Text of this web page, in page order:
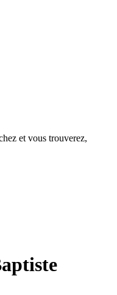
et vous trouverez,